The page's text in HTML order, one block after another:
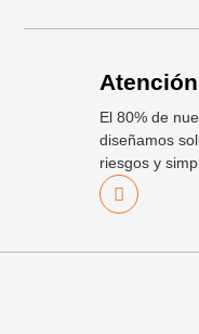
El 80% de
diseñamos
riesgos y